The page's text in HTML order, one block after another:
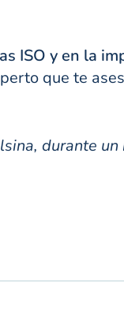
ISO y en la
que te
durante